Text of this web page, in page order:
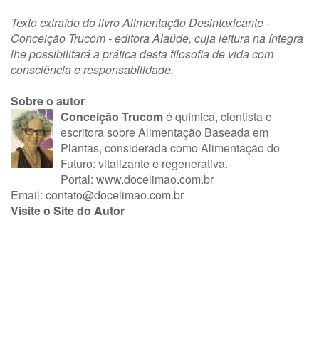
Texto extraído do livro Alimentação Desintoxicante -
Conceição Trucom - editora Alaúde, cuja leitura na íntegra
lhe possibilitará a prática desta filosofia de vida com
consciência e responsabilidade.
Sobre o autor
Conceição Trucomé química, cientista e
escritora sobre Alimentação Baseada em
Plantas, considerada como Alimentação do
Futuro: vitalizante e regenerativa.
Portal: www.docelimao.com.br
Email: contato@docelimao.com.br
Visite o Site do Autor